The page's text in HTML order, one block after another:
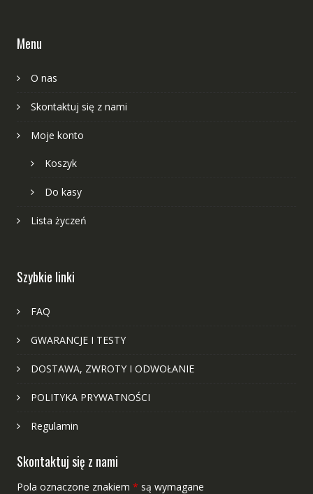
Menu
O nas
Skontaktuj się z nami
Moje konto
Koszyk
Do kasy
Lista życzeń
Szybkie linki
FAQ
GWARANCJE I TESTY
DOSTAWA, ZWROTY I ODWOŁANIE
POLITYKA PRYWATNOŚCI
Regulamin
Skontaktuj się z nami
Pola oznaczone znakiem * są wymagane